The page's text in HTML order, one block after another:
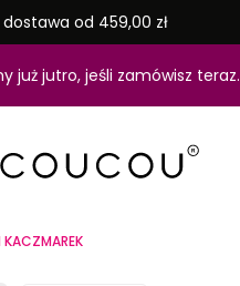
od 459,00 zł
już jutro, jeśli zamówisz teraz.